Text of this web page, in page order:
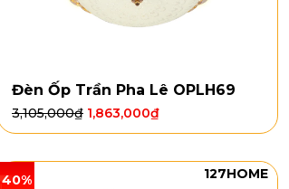
Đèn Ốp Trần Pha Lê OPLH69
3,105,000₫ 1,863,000₫
40% 127HOME